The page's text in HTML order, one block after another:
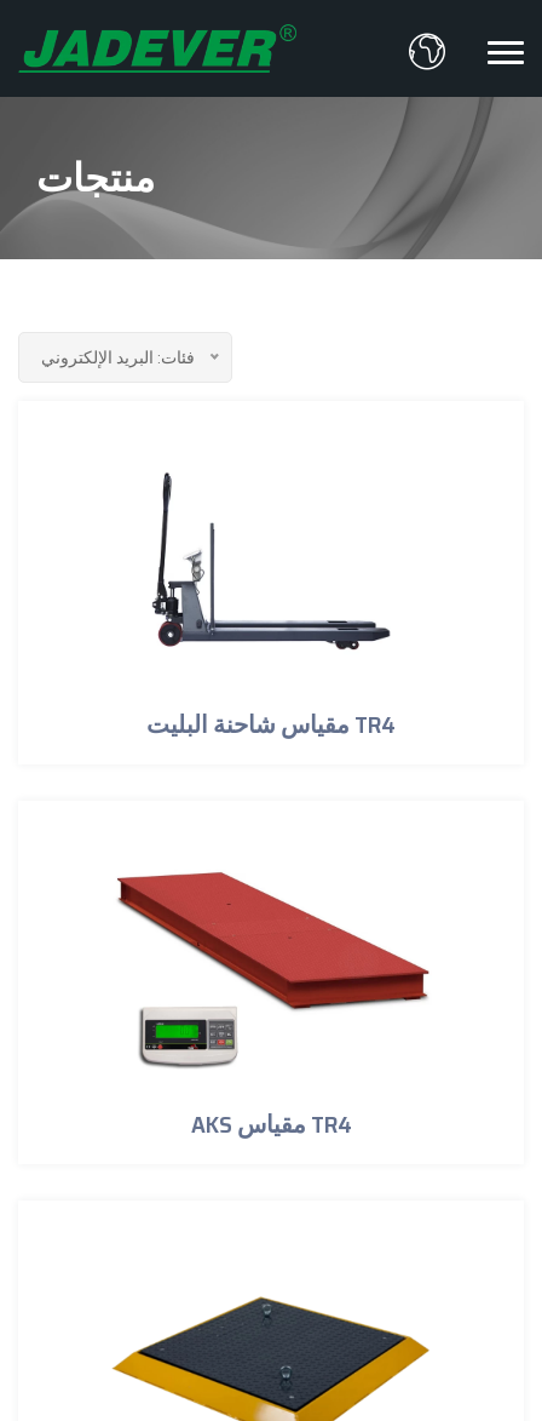
منتجات
فئات: البريد الإلكتروني
مقياس شاحنة البليت TR4
AKS مقياس TR4